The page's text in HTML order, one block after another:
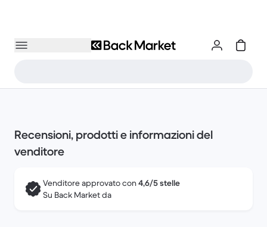
Recensioni, prodotti e informazioni del
venditore
Venditore approvato con4,6/5 stelle
Su Back Market da